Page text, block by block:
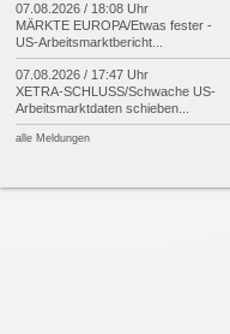
07.08.2026 / 18:08 Uhr
MÄRKTE EUROPA/Etwas fester -
US-Arbeitsmarktbericht...
07.08.2026 / 17:47 Uhr
XETRA-SCHLUSS/Schwache US-
Arbeitsmarktdaten schieben...
alle Meldungen